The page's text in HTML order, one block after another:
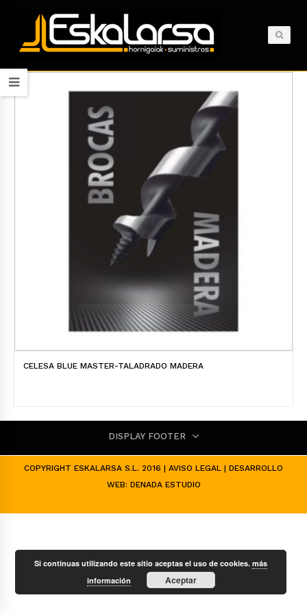
CELESA BLUE MASTER-TALADRADO MADERA
DISPLAY FOOTER
COPYRIGHT ESKALARSA S.L. 2016 | AVISO LEGAL | DESARROLLO
WEB: DENADA ESTUDIO
Si continuas utilizando este sitio aceptas el uso de cookies.más
información
Aceptar